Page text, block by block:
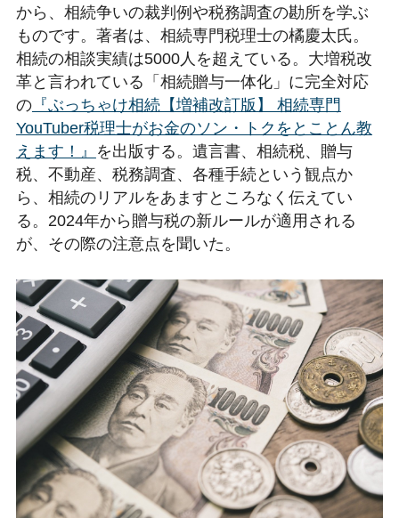
から、相続争いの裁判例や税務調査の勘所を学ぶ
ものです。著者は、相続専門税理士の橘慶太氏。
相続の相談実績は5000人を超えている。大増税改
革と言われている「相続贈与一体化」に完全対応
の『ぶっちゃけ相続【増補改訂版】 相続専門
YouTuber税理士がお金のソン・トクをとことん教
えます！』
を出版する。遺言書、相続税、贈与
税、不動産、税務調査、各種手続という観点か
ら、相続のリアルをあますところなく伝えてい
る。2024年から贈与税の新ルールが適用される
が、その際の注意点を聞いた。